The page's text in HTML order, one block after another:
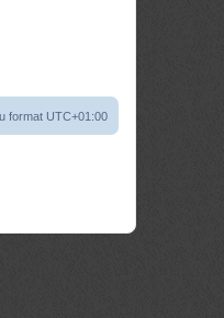
format UTC+01:00